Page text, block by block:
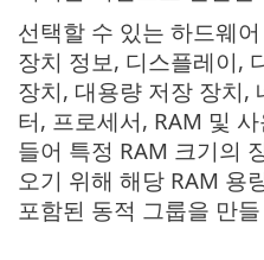
선택할 수 있는 하드웨
장치 정보, 디스플레이,
장치, 대용량 저장 장치,
터, 프로세서, RAM 및
들어 특정 RAM 크기의
오기 위해 해당 RAM 용
포함된 동적 그룹을 만